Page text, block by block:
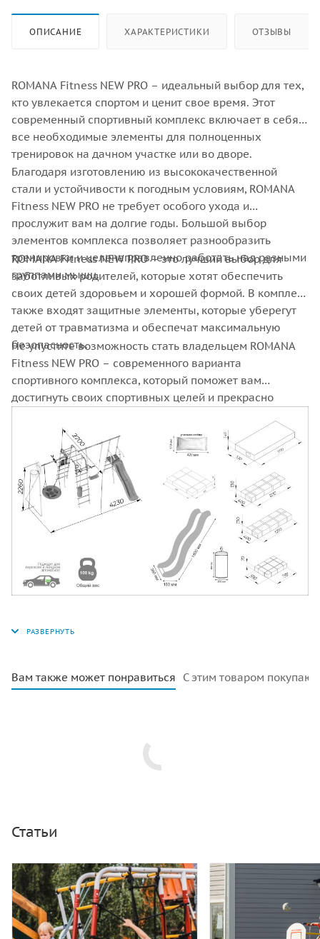
ОПИСАНИЕ ХАРАКТЕРИСТИКИ ОТЗЫВЫ
ROMANA Fitness NEW PRO – идеальный выбор для тех,
кто увлекается спортом и ценит свое время. Этот
современный спортивный комплекс включает в себя
все необходимые элементы для полноценных
тренировок на дачном участке или во дворе.
Благодаря изготовлению из высококачественной
стали и устойчивости к погодным условиям, ROMANA
Fitness NEW PRO не требует особого ухода и
прослужит вам на долгие годы. Большой выбор
элементов комплекса позволяет разнообразить
тренировки и целенаправленно работать над разными
группами мышц.
ROMANA Fitness NEW PRO – это лучший выбор для
заботливых родителей, которые хотят обеспечить
своих детей здоровьем и хорошей формой. В комплекс
также входят защитные элементы, которые уберегут
детей от травматизма и обеспечат максимальную
безопасность.
Не упустите возможность стать владельцем ROMANA
Fitness NEW PRO – современного варианта
спортивного комплекса, который поможет вам
достигнуть своих спортивных целей и прекрасно
Вам также может понравиться С этим товаром покупают
Статьи